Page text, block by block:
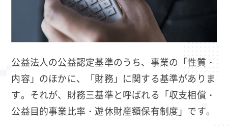
公益法人の公益認定基準のうち、事業の「性質・
内容」のほかに、「財務」に関する基準がありま
す。それが、財務三基準と呼ばれる「収支相償・
公益目的事業比率・遊休財産額保有制度」です。